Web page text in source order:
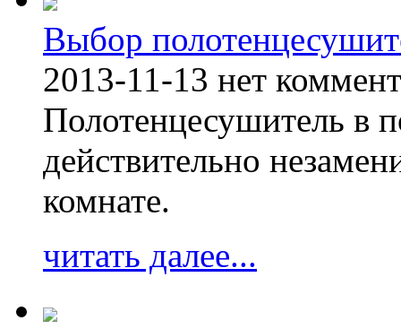
Выбор
2013-11-13 нет
Полотенцесушитель в
действительно
комнате.
читать далее...